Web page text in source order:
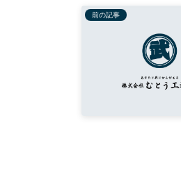
前の記事